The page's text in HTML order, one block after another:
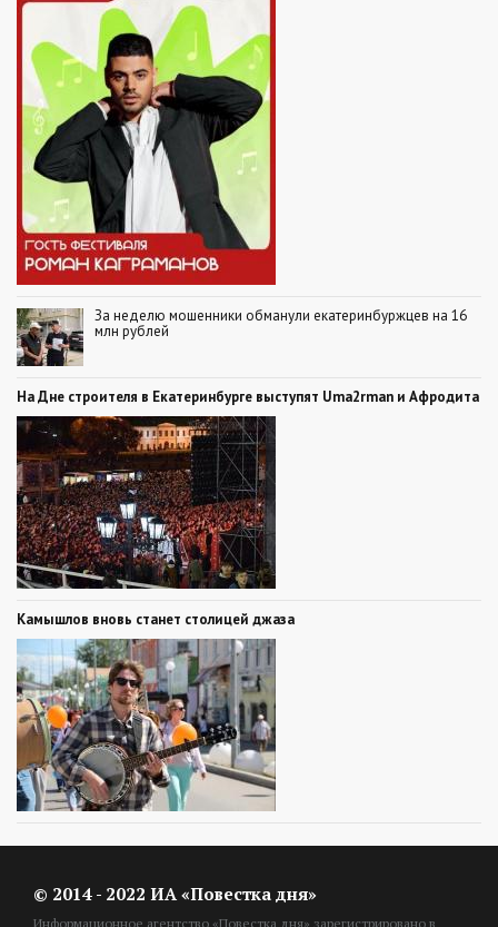
За неделю мошенники обманули екатеринбуржцев на 16
млн рублей
На Дне строителя в Екатеринбурге выступят Uma2rman и Афродита
Камышлов вновь станет столицей джаза
© 2014 - 2022 ИА «Повестка дня»
Информационное агентство «Повестка дня» зарегистрировано в